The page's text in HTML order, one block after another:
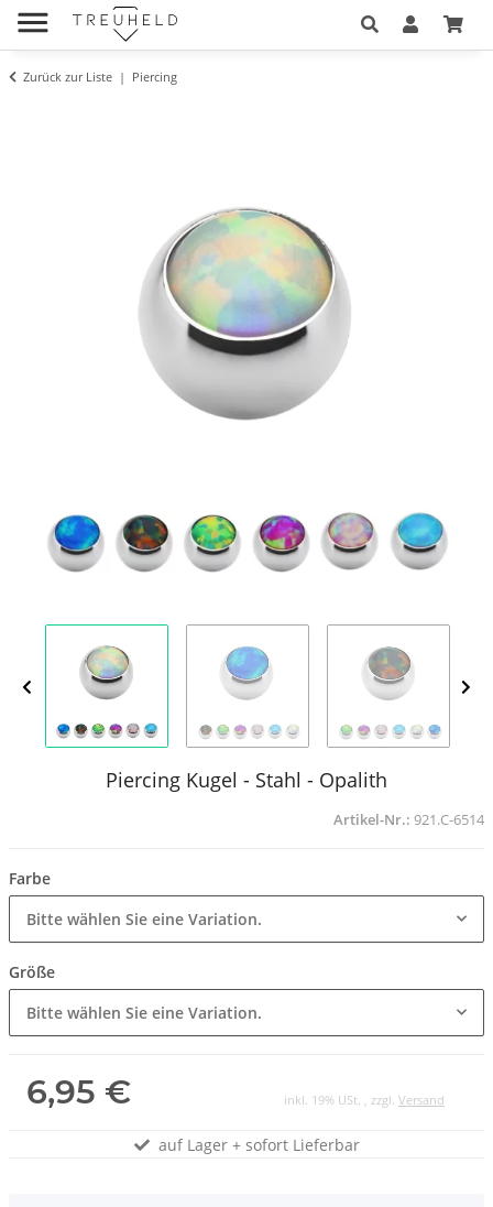
Zurück zur Liste Piercing
Piercing Kugel - Stahl - Opalith
Artikel-Nr.: 921.C-6514
Farbe
Bitte wählen Sie eine Variation.
Größe
Bitte wählen Sie eine Variation.
6,95 € inkl. 19% USt. , zzgl. Versand
auf Lager + sofort Lieferbar